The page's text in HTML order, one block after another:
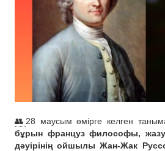
👥 28 маусым өмірге келген
бұрын француз философы,
дәуірінің ойшылы Жан-Жак